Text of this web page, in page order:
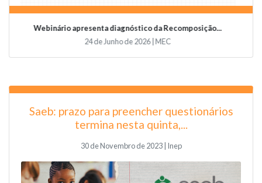
Videoconferência vai abordar o papel da educaçã...
19 de Junho de 2026 | Undime
Saeb: prazo para preencher questionários
termina nesta quinta,...
30 de Novembro de 2023 | Inep